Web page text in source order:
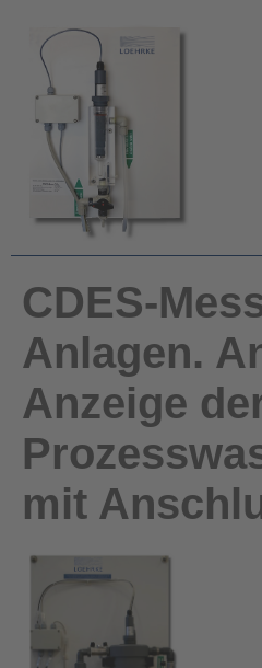
CDES-
Anlagen.
Anzeige
mit